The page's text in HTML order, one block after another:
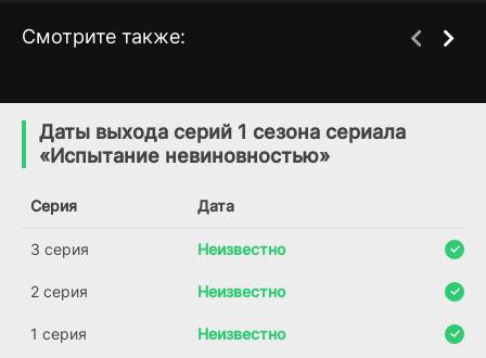
Смотрите также:
6.2 7.8
Даты выхода серий 1 сезона сериала
«Испытание невиновностью»
Серия Дата
3 серия Неизвестно
2 серия Неизвестно
1 серия Неизвестно